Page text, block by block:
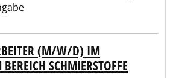
(M/W/D) IM
SCHMIERSTOFFE